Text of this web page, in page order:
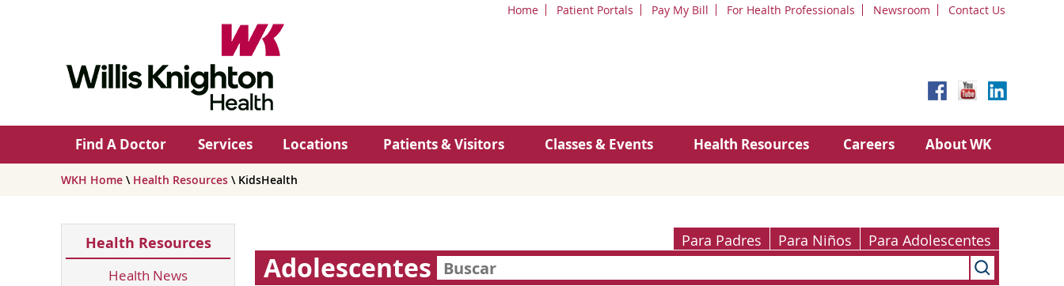
Home Patient Portals Pay My Bill For Health Professionals Newsroom Contact Us
Find A Doctor Services Locations Patients & Visitors Classes & Events Health Resources Careers About WK
WKH Home \ Health Resources \ KidsHealth
Health Resources
Health News
Para Padres Para Niños Para Adolescentes
Adolescentes